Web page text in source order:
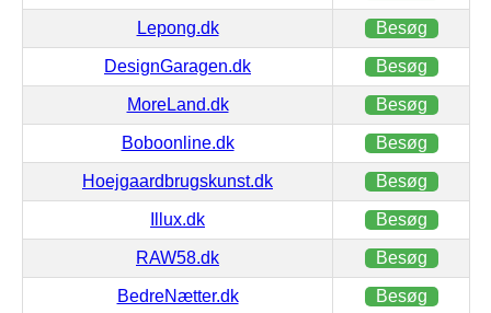
Lepong.dk Besøg
DesignGaragen.dk Besøg
MoreLand.dk Besøg
Boboonline.dk Besøg
Hoejgaardbrugskunst.dk Besøg
Illux.dk Besøg
RAW58.dk Besøg
BedreNætter.dk Besøg